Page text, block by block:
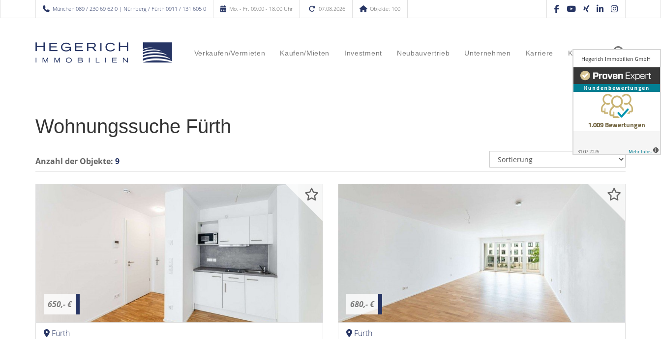
München 089 / 230 69 62 0 | Nürnberg / Fürth 0911 / 131 605 0 Mo. - Fr. 09.00 - 18.00 Uhr 07.08.2026 Objekte: 100
Verkaufen/Vermieten Kaufen/Mieten Investment Neubauvertrieb Unternehmen Karriere Kontakt
Wohnungssuche Fürth
Anzahl der Objekte: 9
650,- €
Fürth
680,- €
Fürth